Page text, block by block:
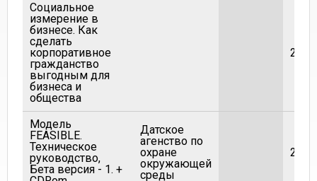
Социальное
измерение в
бизнесе. Как
сделать
корпоративное
гражданство
выгодным для
бизнеса и
общества
2001
Модель
FEASIBLE.
Техническое
руководство,
Бета версия - 1. +
Датское
агенство по
охране
окружающей
среды
2001